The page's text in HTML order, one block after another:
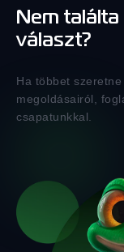
Nem
választ?
Ha többet
megoldásairól,
csapatunkkal.